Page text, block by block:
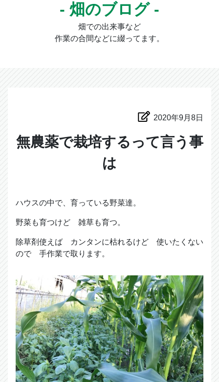
- 畑のブログ -
畑での出来事など
作業の合間などに綴ってます。
2020年9月8日
無農薬で栽培するって言う事
は
ハウスの中で、育っている野菜達。
野菜も育つけど 雑草も育つ。
除草剤使えば カンタンに枯れるけど 使いたくない
ので 手作業で取ります。